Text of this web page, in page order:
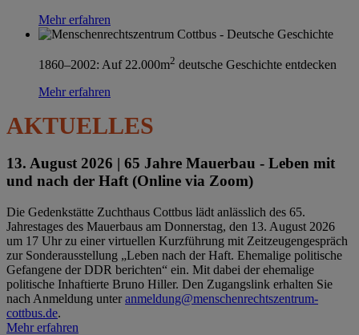
Mehr erfahren
1860–2002: Auf 22.000m2 deutsche Geschichte entdecken
Mehr erfahren
AKTUELLES
13. August 2026 | 65 Jahre Mauerbau - Leben mit
und nach der Haft (Online via Zoom)
Die Gedenkstätte Zuchthaus Cottbus lädt anlässlich des 65.
Jahrestages des Mauerbaus am Donnerstag, den 13. August 2026
um 17 Uhr zu einer virtuellen Kurzführung mit Zeitzeugengespräch
zur Sonderausstellung „Leben nach der Haft. Ehemalige politische
Gefangene der DDR berichten“ ein. Mit dabei der ehemalige
politische Inhaftierte Bruno Hiller. Den Zugangslink erhalten Sie
nach Anmeldung unteranmeldung@menschenrechtszentrum-
cottbus.de.
Mehr erfahren